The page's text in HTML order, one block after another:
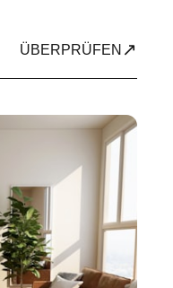
ÜBERPRÜFEN ↗